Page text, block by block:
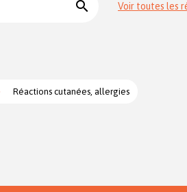
search Voir toutes les
Réactions cutanées, allergies